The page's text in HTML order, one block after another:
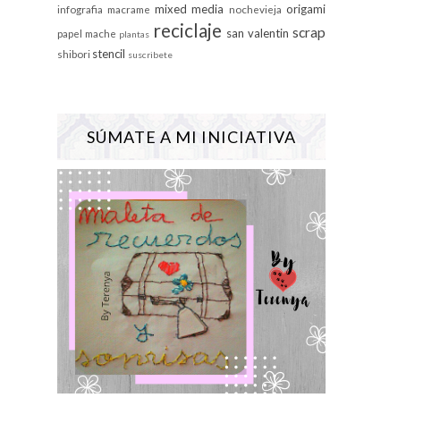
infografia macrame mixed media nochevieja origami
papel mache plantas reciclaje san valentin scrap
shibori stencil suscribete
SÚMATE A MI INICIATIVA